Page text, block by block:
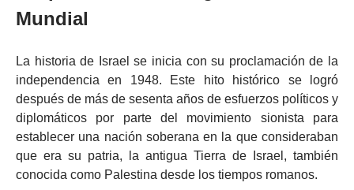
Mundial
La historia de Israel se inicia con su proclamación de la
independencia
en 1948. Este hito histórico se logró
después de más de sesenta años de esfuerzos políticos y
diplomáticos por parte del
movimiento sionista
para
establecer una nación soberana en la que consideraban
que era su patria, la antigua Tierra de Israel , también
conocida como Palestina desde los tiempos romanos.